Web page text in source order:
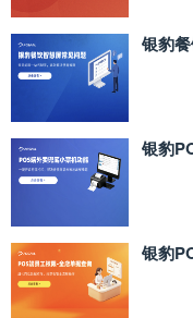
银豹
银豹
银豹